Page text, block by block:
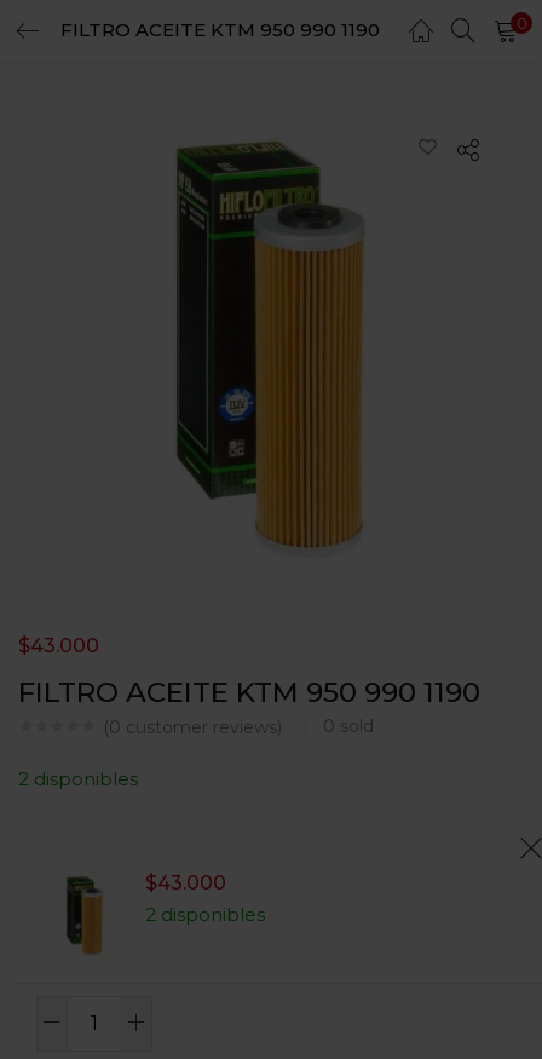
FILTRO ACEITE KTM 950 990 1190 0
FILTRO ACEITE KTM 950 990 1190
(0 customer reviews) 0 sold
$43.000
2 disponibles
$43.000
2 disponibles
LOGIN REGISTER